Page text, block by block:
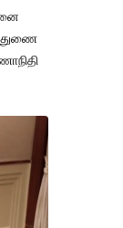
துணை